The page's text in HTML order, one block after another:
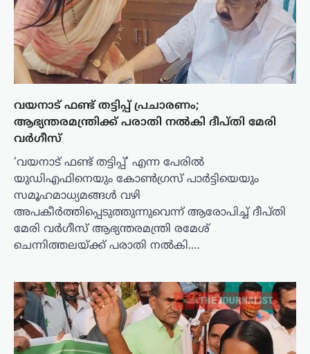
വയനാട് ഫണ്ട് തട്ടിപ്പ് പ്രചാരണം;
ആഭ്യന്തരമന്ത്രിക്ക് പരാതി നൽകി ദീപ്തി മേരി
വർഗീസ്
‘വയനാട് ഫണ്ട് തട്ടിപ്പ്’ എന്ന പേരിൽ
യുഡിഎഫിനെയും കോൺഗ്രസ് പാർട്ടിയെയും
സമൂഹമാധ്യമങ്ങൾ വഴി
അപകീർത്തിപ്പെടുത്തുന്നുവെന്ന് ആരോപിച്ച് ദീപ്തി
മേരി വർഗീസ് ആഭ്യന്തരമന്ത്രി രമേശ്
ചെന്നിത്തലയ്ക്ക് പരാതി നൽകി.…